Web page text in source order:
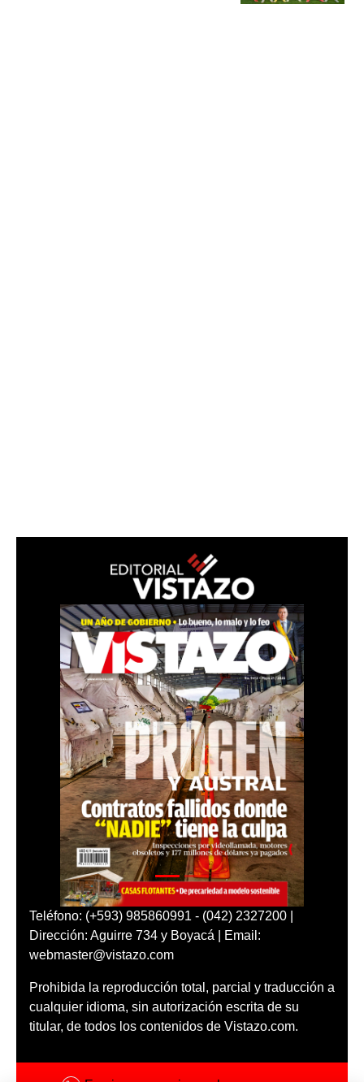
Teléfono: (+593) 985860991 - (042) 2327200 |
Dirección: Aguirre 734 y Boyacá | Email:
webmaster@vistazo.com
Prohibida la reproducción total, parcial y traducción a
cualquier idioma, sin autorización escrita de su
titular, de todos los contenidos de Vistazo.com.